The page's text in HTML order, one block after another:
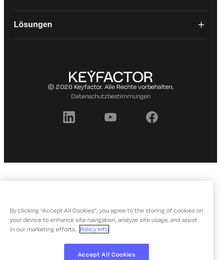
Lösungen
© 2026 Keyfactor. Alle Rechte vorbehalten.
Datenschutzbestimmungen
By clicking “Accept All Cookies”, you agree to the storing of cookies on
your device to enhance site navigation, analyze site usage, and assist
in our marketing efforts. Policy Info
Accept All Cookies